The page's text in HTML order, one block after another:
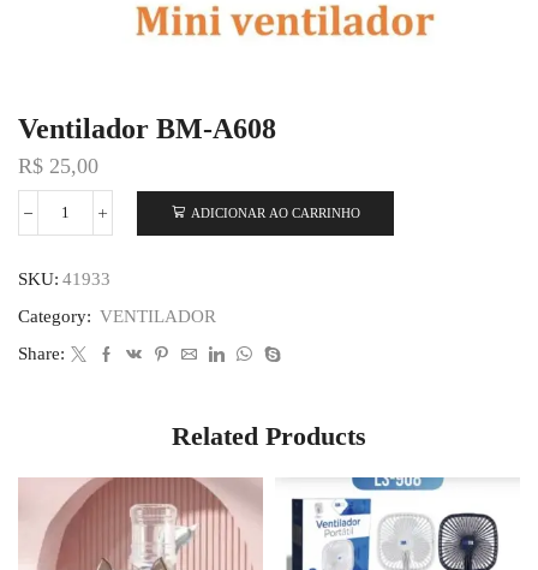
Ventilador BM-A608
R$ 25,00
ADICIONAR AO CARRINHO
SKU: 41933
Category: VENTILADOR
Share:
Related Products